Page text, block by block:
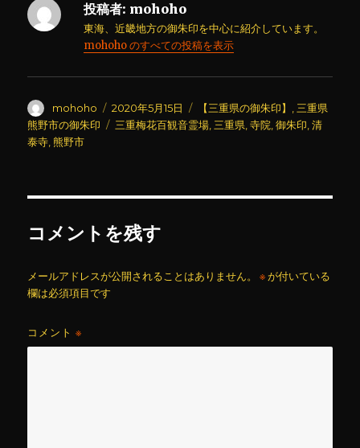
投稿者: mohoho
東海、近畿地方の御朱印を中心に紹介しています。
mohoho のすべての投稿を表示
投
稿
者
mohoho
投
稿
2020年5月15日
カ
テ
【三重県の御朱印】
三重県
熊野市の御朱印
タ
三重梅花百観音霊場 三重県 ,寺院 ,御朱印 ,清
泰寺 ,熊野市
コメントを残す
メールアドレスが公開されることはありません。 ※が付いている
欄は必須項目です
コメント※